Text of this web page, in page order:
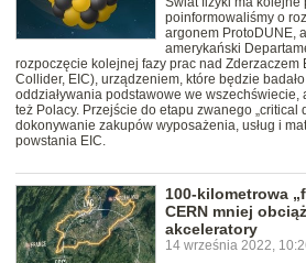
poinformowaliśmy o
argonem ProtoDUNE,
amerykański
rozpoczęcie kolejnej fazy prac nad Zderzaczem
Collider, EIC), urządzeniem, które będzie
oddziaływania podstawowe we wszechświecie,
też Polacy. Przejście do etapu zwanego „critical
dokonywanie zakupów wyposażenia, usług i
powstania EIC.
100-kilometrowa
CERN mniej
akceleratory
14 września 2022,